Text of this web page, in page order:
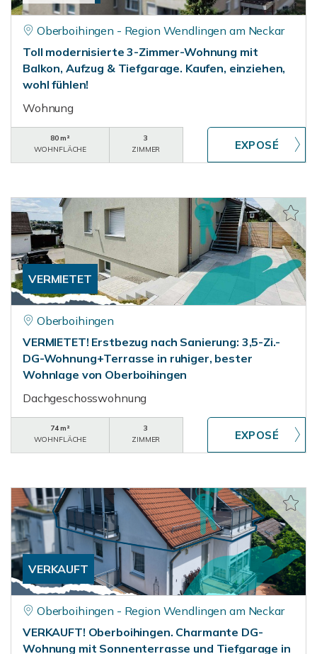
Oberboihingen - Region Wendlingen am Neckar
Toll modernisierte 3-Zimmer-Wohnung mit
Balkon, Aufzug & Tiefgarage. Kaufen, einziehen,
wohl fühlen!
Wohnung
80 m²
WOHNFLÄCHE
3
ZIMMER
VERMIETET
Oberboihingen
VERMIETET! Erstbezug nach Sanierung: 3,5-Zi.-
DG-Wohnung+Terrasse in ruhiger, bester
Wohnlage von Oberboihingen
Dachgeschosswohnung
74 m²
WOHNFLÄCHE
3
ZIMMER
VERKAUFT
Oberboihingen - Region Wendlingen am Neckar
VERKAUFT! Oberboihingen. Charmante DG-
Wohnung mit Sonnenterrasse und Tiefgarage in